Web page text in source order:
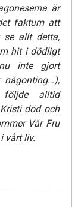
är
faktum att
allt detta,
hit i dödligt
inte gjort
någonting…),
alltid
död och
Vår Fru
vårt liv.